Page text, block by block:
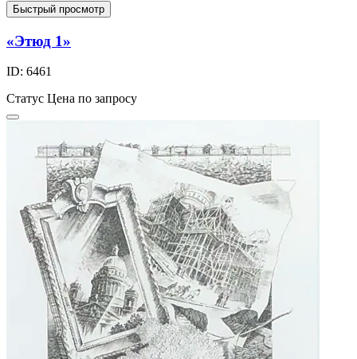
Быстрый просмотр
«Этюд 1»
ID: 6461
Статус Цена по запросу